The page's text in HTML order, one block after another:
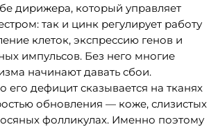
дирижера, который управляет
так и цинк регулирует работу
клеток, экспрессию генов и
импульсов. Без него многие
начинают давать сбои.
его дефицит сказывается на тканях
обновления — коже, слизистых
фолликулах. Именно поэтому